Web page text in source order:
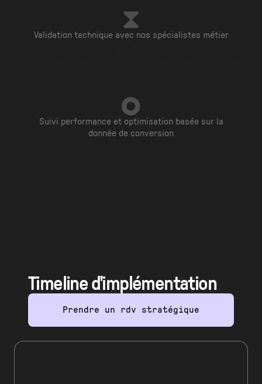
Validation technique avec nos spécialistes métier
Suivi performance et optimisation basée sur la
donnée de conversion
Timeline d'implémentation
Prendre un rdv stratégique